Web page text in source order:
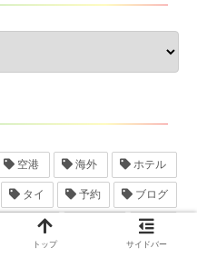
空港 海外 ホテル
タイ 予約 ブログ
スマホ sim
トップ サイドバー